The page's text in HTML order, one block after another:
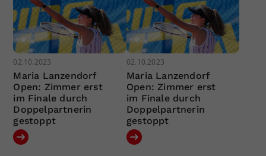
02.10.2023
Maria Lanzendorf
Open: Zimmer erst
im Finale durch
Doppelpartnerin
gestoppt
02.10.2023
Maria Lanzendorf
Open: Zimmer erst
im Finale durch
Doppelpartnerin
gestoppt